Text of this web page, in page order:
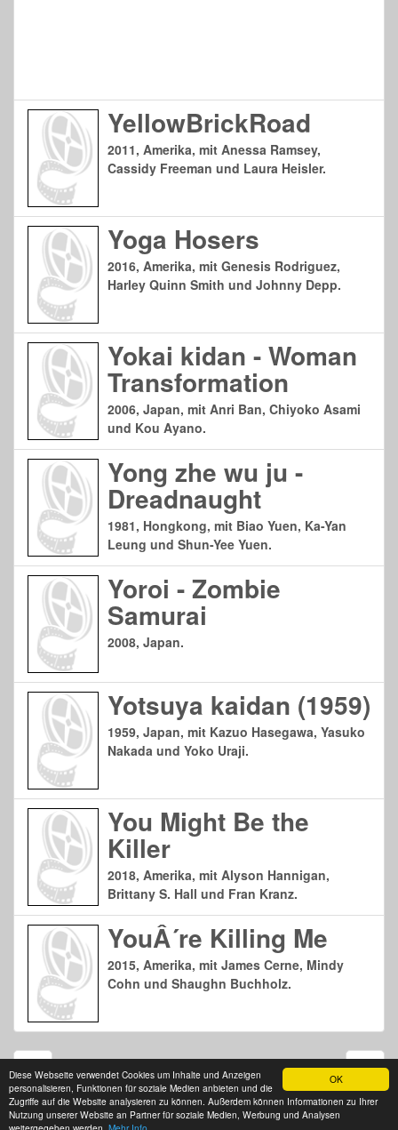
OK
Diese Webseite verwendet Cookies um Inhalte und Anzeigen
personalisieren, Funktionen für soziale Medien anbieten und die
Zugriffe auf die Website analysieren zu können. Außerdem können Informationen zu Ihrer
Nutzung unserer Website an Partner für soziale Medien, Werbung und Analysen
YellowBrickRoad
2011, Amerika, mit Anessa Ramsey,
Cassidy Freeman und Laura Heisler.
Yoga Hosers
2016, Amerika, mit Genesis Rodriguez,
Harley Quinn Smith und Johnny Depp.
Yokai kidan - Woman
Transformation
2006, Japan, mit Anri Ban, Chiyoko Asami
und Kou Ayano.
Yong zhe wu ju -
Dreadnaught
1981, Hongkong, mit Biao Yuen, Ka-Yan
Leung und Shun-Yee Yuen.
Yoroi - Zombie
Samurai
2008, Japan.
Yotsuya kaidan (1959)
1959, Japan, mit Kazuo Hasegawa, Yasuko
Nakada und Yoko Uraji.
You Might Be the
Killer
2018, Amerika, mit Alyson Hannigan,
Brittany S. Hall und Fran Kranz.
YouÂ´re Killing Me
2015, Amerika, mit James Cerne, Mindy
Cohn und Shaughn Buchholz.
Seite 1 von 2
© 2026 horrorfilm.net · alle Angaben ohne Gewähr · Änderungen & Irrtümer